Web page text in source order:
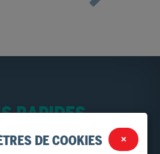
RAPIDES
alimentaires
×
DE COOKIES